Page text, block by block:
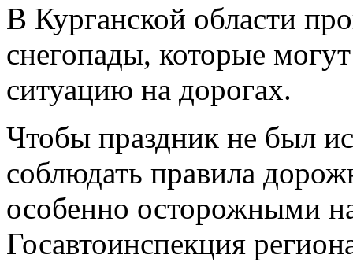
В Курганской области
снегопады, которые
ситуацию на дорогах.
Чтобы праздник не был
соблюдать правила
особенно осторожными
Госавтоинспекция